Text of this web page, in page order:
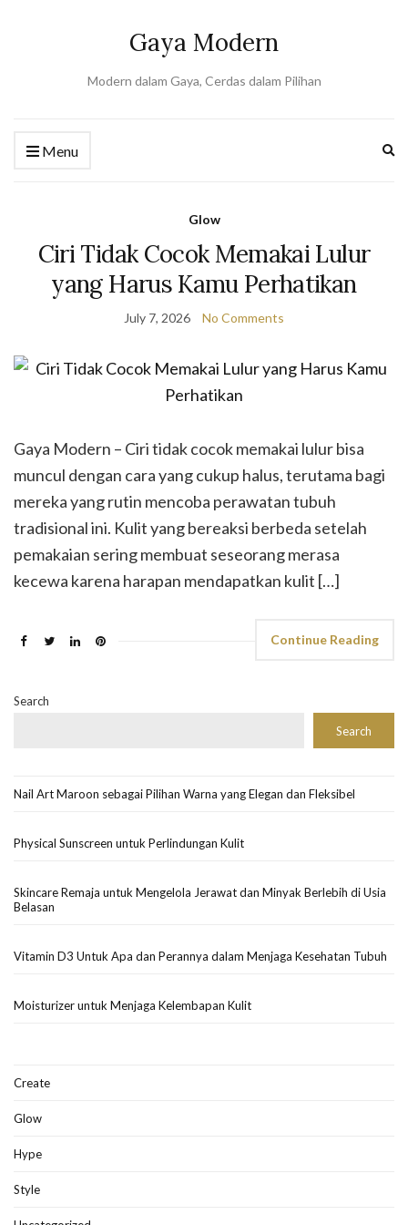
Gaya Modern
Modern dalam Gaya, Cerdas dalam Pilihan
Menu
Glow
Ciri Tidak Cocok Memakai Lulur
yang Harus Kamu Perhatikan
July 7, 2026 No Comments
Gaya Modern – Ciri tidak cocok memakai lulur bisa
muncul dengan cara yang cukup halus, terutama bagi
mereka yang rutin mencoba perawatan tubuh
tradisional ini. Kulit yang bereaksi berbeda setelah
pemakaian sering membuat seseorang merasa
kecewa karena harapan mendapatkan kulit […]
Continue Reading
Search
Search
Nail Art Maroon sebagai Pilihan Warna yang Elegan dan Fleksibel
Physical Sunscreen untuk Perlindungan Kulit
Skincare Remaja untuk Mengelola Jerawat dan Minyak Berlebih di Usia
Belasan
Vitamin D3 Untuk Apa dan Perannya dalam Menjaga Kesehatan Tubuh
Moisturizer untuk Menjaga Kelembapan Kulit
Create
Glow
Hype
Style